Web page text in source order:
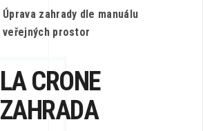
Úprava zahrady dle manuálu
veřejných prostor
LA CRONE
ZAHRADA